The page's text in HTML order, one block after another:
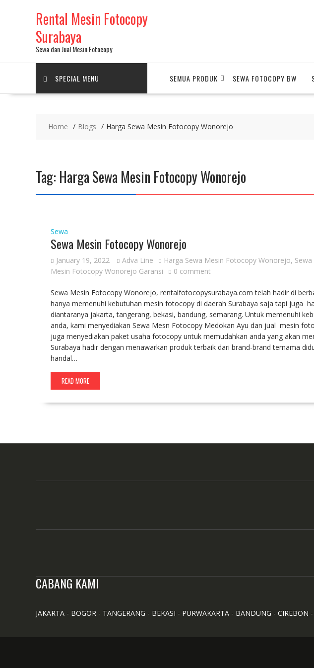
Rental Mesin Fotocopy
Surabaya
Sewa dan Jual Mesin Fotocopy
SPECIAL MENU SEMUA PRODUK SEWA FOTOCOPY BW
Home Blogs Harga Sewa Mesin Fotocopy Wonorejo
Tag: Harga Sewa Mesin Fotocopy Wonorejo
Sewa
Sewa Mesin Fotocopy Wonorejo
January 19, 2022 Adva Line Harga Sewa Mesin Fotocopy Wonorejo,
Mesin Fotocopy Wonorejo Garansi
0 comment
Sewa Mesin Fotocopy Wonorejo, rentalfotocopysurabaya.com telah hadir di
hanya memenuhi kebutuhan mesin fotocopy di daerah Surabaya saja tapi juga
diantaranya jakarta, tangerang, bekasi, bandung, semarang. Untuk memenuhi
anda, kami menyediakan Sewa Mesn Fotocopy Medokan Ayu dan jual mesin
juga menyediakan paket usaha fotocopy untuk memudahkan anda yang akan
Surabaya hadir dengan menawarkan produk terbaik dari brand-brand ternama
handal…
READ MORE
CABANG KAMI
JAKARTA - BOGOR - TANGERANG - BEKASI - PURWAKARTA - BANDUNG - CIREBON